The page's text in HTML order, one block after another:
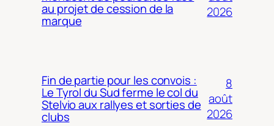
au projet de cession de la
marque
2026
Fin de partie pour les convois :
Le Tyrol du Sud ferme le col du
Stelvio aux rallyes et sorties de
clubs
8
août
2026